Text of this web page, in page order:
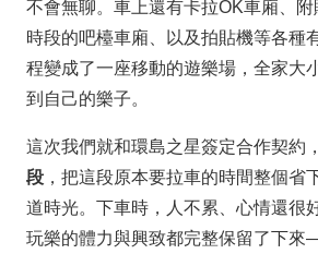
不會無聊。車上還有卡拉OK車廂、
時段的吧檯車廂、以及拍貼機等各種
程變成了一座移動的遊樂場，全家大
到自己的樂子。
這次我們就和環島之星簽定合作契約
段 ，把這段原本要拉車的時間整個省
道時光。下車時，人不累、心情還很
玩樂的體力與興致都完整保留了下